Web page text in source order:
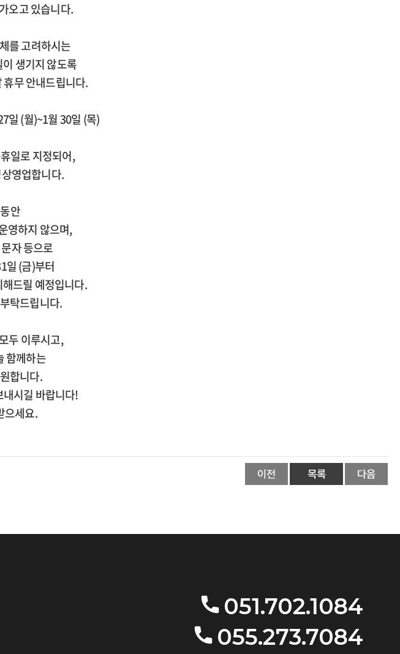
오고 있습니다.
를 고려하시는
생기지 않도록
무 안내드립니다.
일 (월)~1월 30일 (목)
일로 지정되어,
영업​합니다.
안
영하지 않으며,
자 등으로
일 (금)부터
드릴 예정입니다.
탁드립니다.
두 이루시고,
함께하는
합니다.
시길 바랍니다!
으세요.
051.702.1084
055.273.7084